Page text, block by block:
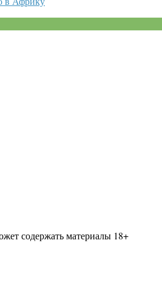
содержать материалы 18+